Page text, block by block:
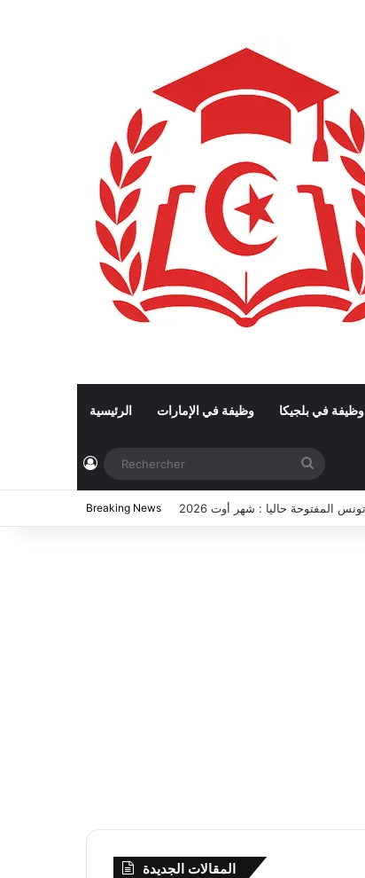
الرئيسية وظيفة في الإمارات وظيفة في بلجيكا
Connexion
Breaking News
المقالات الجديدة